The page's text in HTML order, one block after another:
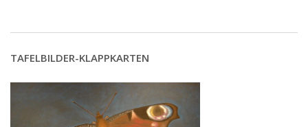
TAFELBILDER-KLAPPKARTEN